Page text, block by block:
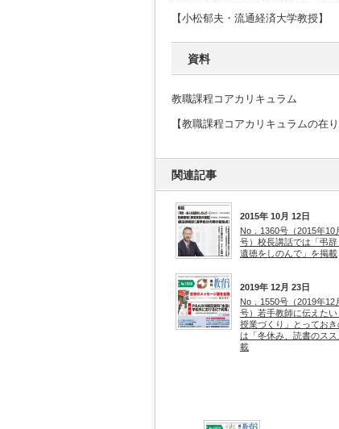
【小松郁夫・流通経済大学教授】
資料
教職課程コアカリキュラム
【教職課程コアカリキュラムの在
関連記事
2015年 10月 12日
No．1360号（2015年10
号）校長講話では「弔
遺徳をしのんで」を掲載
2019年 12月 23日
No．1550号（2019年12
号）若手教師に伝えたい
授業づくり」とってお
は「冬休み、読書のス
載